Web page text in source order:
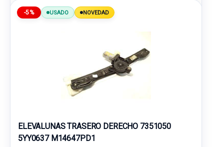
-5% USADO NOVEDAD
ELEVALUNAS TRASERO DERECHO 7351050
5YY0637 M14647PD1